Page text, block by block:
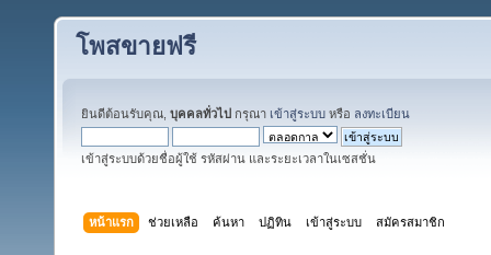
โพสขายฟรี
ยินดีต้อนรับคุณ, บุคคลทั่วไป กรุณา เข้าสู่ระบบ หรือ ลงทะเบียน
เข้าสู่ระบบด้วยชื่อผู้ใช้ รหัสผ่าน และระยะเวลาในเซสชั่น
หน้าแรก ช่วยเหลือ ค้นหา ปฏิทิน เข้าสู่ระบบ สมัครสมาชิก